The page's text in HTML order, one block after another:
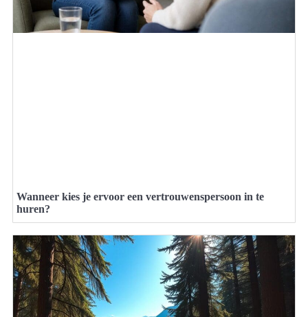
Wanneer kies je ervoor een vertrouwenspersoon in te
huren?